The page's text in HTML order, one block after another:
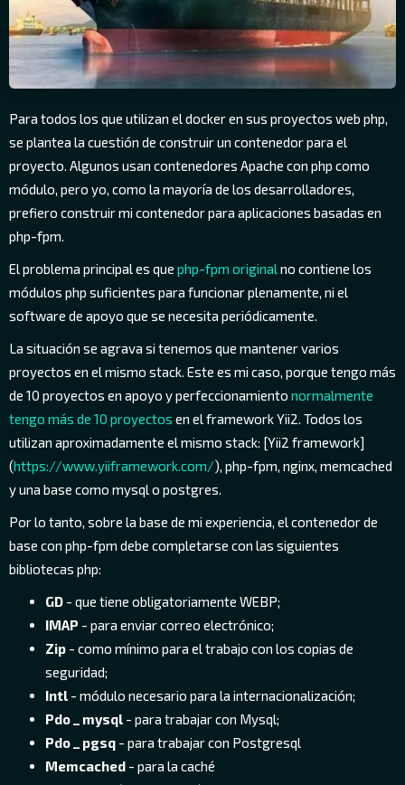
Para todos los que utilizan el docker en sus proyectos web php,
se plantea la cuestión de construir un contenedor para el
proyecto. Algunos usan contenedores Apache con php como
módulo, pero yo, como la mayoría de los desarrolladores,
prefiero construir mi contenedor para aplicaciones basadas en
php-fpm.
El problema principal es que php-fpm originalno contiene los
módulos php suficientes para funcionar plenamente, ni el
software de apoyo que se necesita periódicamente.
La situación se agrava si tenemos que mantener varios
proyectos en el mismo stack. Este es mi caso, porque tengo más
de 10 proyectos en apoyo y perfeccionamiento normalmente
tengo más de 10 proyectos en el framework Yii2. Todos los
utilizan aproximadamente el mismo stack: [Yii2 framework]
(https://www.yiiframework.com/), php-fpm, nginx, memcached
y una base como mysql o postgres.
Por lo tanto, sobre la base de mi experiencia, el contenedor de
base con php-fpm debe completarse con las siguientes
bibliotecas php:
GD - que tiene obligatoriamente WEBP;
IMAP - para enviar correo electrónico;
Zip - como mínimo para el trabajo con los copias de
seguridad;
Intl - módulo necesario para la internacionalización;
Pdo _ mysql - para trabajar con Mysql;
Pdo _ pgsq - para trabajar con Postgresql
Memcached - para la caché